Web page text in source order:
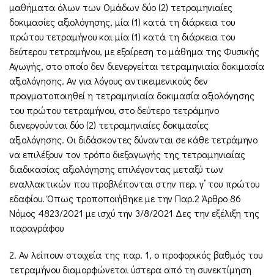
μαθήματα όλων των Ομάδων δύο (2) τετραμηνιαίες
δοκιμασίες αξιολόγησης, μία (1) κατά τη διάρκεια του
πρώτου τετραμήνου και μία (1) κατά τη διάρκεια του
δεύτερου τετραμήνου, με εξαίρεση το μάθημα της Φυσικής
Αγωγής, στο οποίο δεν διενεργείται τετραμηνιαία δοκιμασία
αξιολόγησης. Αν για λόγους αντικειμενικούς δεν
πραγματοποιηθεί η τετραμηνιαία δοκιμασία αξιολόγησης
του πρώτου τετραμήνου, στο δεύτερο τετράμηνο
διενεργούνται δύο (2) τετραμηνιαίες δοκιμασίες
αξιολόγησης. Οι διδάσκοντες δύνανται σε κάθε τετράμηνο
να επιλέξουν τον τρόπο διεξαγωγής της τετραμηνιαίας
διαδικασίας αξιολόγησης επιλέγοντας μεταξύ των
εναλλακτικών που προβλέπονται στην περ. γ’ του πρώτου
εδαφίου. Όπως τροποποιήθηκε με την Παρ.2 Άρθρο 86
Νόμος 4823/2021 με ισχύ την 3/8/2021 Δες την εξέλιξη της
παραγράφου
2. Αν λείπουν στοιχεία της παρ. 1, ο προφορικός βαθμός του
τετραμήνου διαμορφώνεται ύστερα από τη συνεκτίμηση